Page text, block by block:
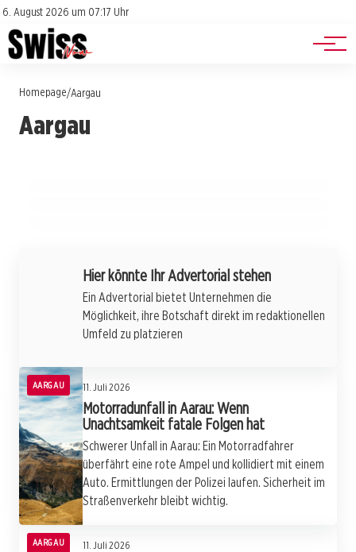
6. August 2026 um 07:17 Uhr
Impressum
Datenschutz
Jobs
Events
Homepage/Aargau
Aargau
Aargau im Abstimmungstaumel: Ein Blick auf
die wachsende Spätentschlossenheit der
13. Juli 2026
Wyna im Alarmzustand: Wenn
Kokain im Aargau: Eine gefährliche
Hier könnte Ihr Advertorial stehen
Ein Advertorial bietet Unternehmen die
Möglichkeit, ihre Botschaft direkt im redaktionellen
Umfeld zu platzieren
AARGAU 11. Juli 2026
Motorradunfall in Aarau: Wenn
Unachtsamkeit fatale Folgen hat
Schwerer Unfall in Aarau: Ein Motorradfahrer
überfährt eine rote Ampel und kollidiert mit einem
Auto. Ermittlungen der Polizei laufen. Sicherheit im
Straßenverkehr bleibt wichtig.
AARGAU 11. Juli 2026